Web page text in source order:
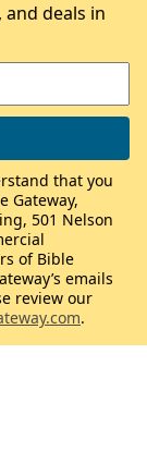
deals in
that you
Gateway,
501 Nelson
of Bible
emails
review our
.